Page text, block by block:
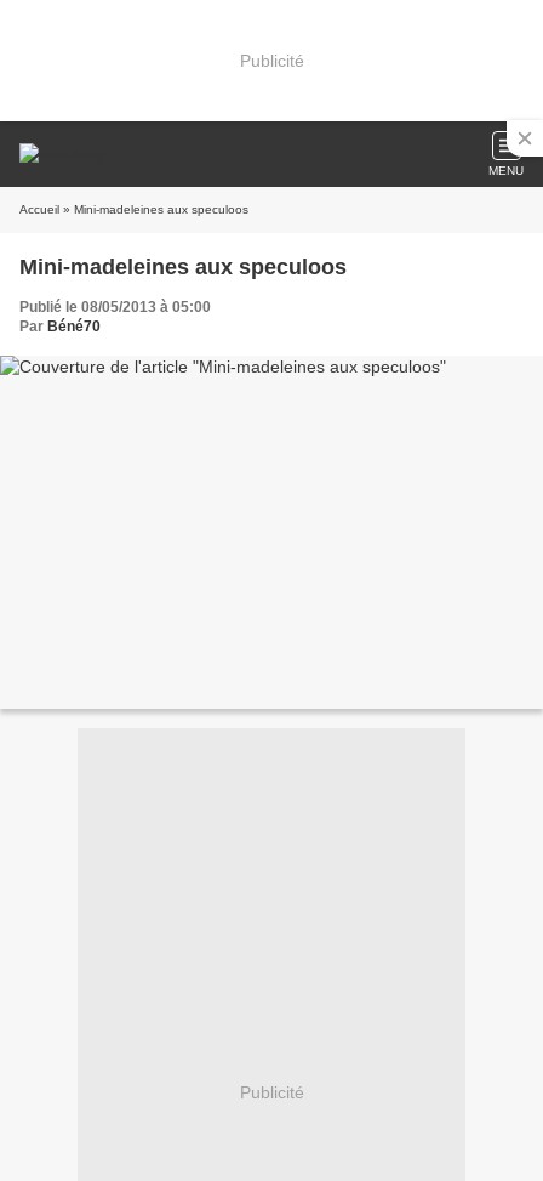
Publicité
MENU
Accueil » Mini-madeleines aux speculoos
Mini-madeleines aux speculoos
Publié le 08/05/2013 à 05:00
Par Béné70
Publicité